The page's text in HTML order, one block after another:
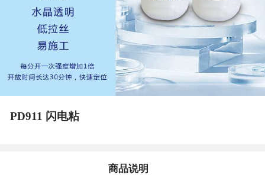
PD911 闪电粘
商品说明